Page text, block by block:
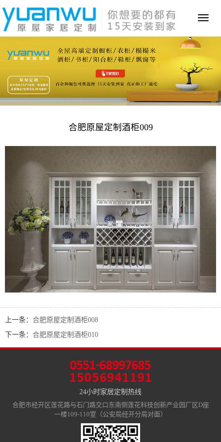
Toggle
合肥原屋定制酒柜009
上一条： 合肥原屋定制酒柜008
下一条： 合肥原屋定制酒柜010
24小时家居定制热线
合肥市经开区莲花路与石门路交口东南侧莲花科技创新产业园厂区D座
一楼109-110室（公安局经开分局对面）